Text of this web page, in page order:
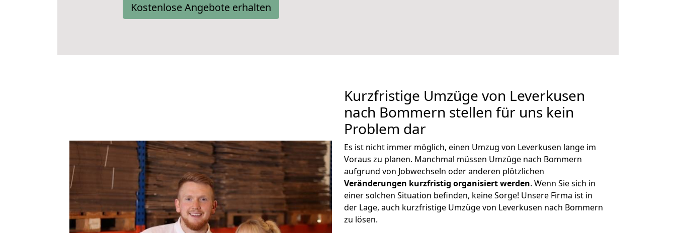
Kostenlose Angebote erhalten
Kurzfristige Umzüge von Leverkusen
nach Bommern stellen für uns kein
Problem dar
Es ist nicht immer möglich, einen Umzug von Leverkusen lange im
Voraus zu planen. Manchmal müssen Umzüge nach Bommern
aufgrund von Jobwechseln oder anderen plötzlichen
Veränderungen kurzfristig organisiert werden. Wenn Sie sich in
einer solchen Situation befinden, keine Sorge! Unsere Firma ist in
der Lage, auch kurzfristige Umzüge von Leverkusen nach Bommern
zu lösen.